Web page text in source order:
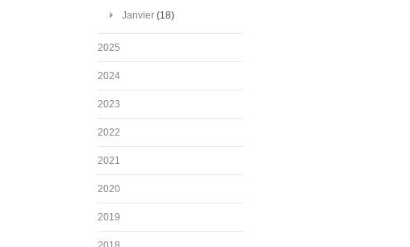
Janvier (18)
2025
2024
2023
2022
2021
2020
2019